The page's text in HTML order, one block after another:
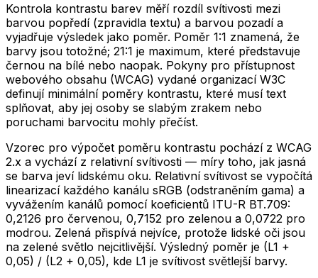
Kontrola kontrastu barev měří rozdíl svítivosti mezi
barvou popředí (zpravidla textu) a barvou pozadí a
vyjadřuje výsledek jako poměr. Poměr 1:1 znamená, že
barvy jsou totožné; 21:1 je maximum, které představuje
černou na bílé nebo naopak. Pokyny pro přístupnost
webového obsahu (WCAG) vydané organizací W3C
definují minimální poměry kontrastu, které musí text
splňovat, aby jej osoby se slabým zrakem nebo
poruchami barvocitu mohly přečíst.
Vzorec pro výpočet poměru kontrastu pochází z WCAG
2.x a vychází z relativní svítivosti — míry toho, jak jasná
se barva jeví lidskému oku. Relativní svítivost se vypočítá
linearizací každého kanálu sRGB (odstraněním gama) a
vyvážením kanálů pomocí koeficientů ITU-R BT.709:
0,2126 pro červenou, 0,7152 pro zelenou a 0,0722 pro
modrou. Zelená přispívá nejvíce, protože lidské oči jsou
na zelené světlo nejcitlivější. Výsledný poměr je (L1 +
0,05) / (L2 + 0,05), kde L1 je svítivost světlejší barvy.